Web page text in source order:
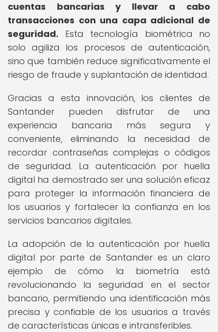
cuentas bancarias y llevar a cabo
transacciones con una capa adicional de
seguridad. Esta tecnología biométrica no
solo agiliza los procesos de autenticación,
sino que también reduce significativamente el
riesgo de fraude y suplantación de identidad.
Gracias a esta innovación, los clientes de
Santander pueden disfrutar de una
experiencia bancaria más segura y
conveniente, eliminando la necesidad de
recordar contraseñas complejas o códigos
de seguridad. La autenticación por huella
digital ha demostrado ser una solución eficaz
para proteger la información financiera de
los usuarios y fortalecer la confianza en los
servicios bancarios digitales.
La adopción de la autenticación por huella
digital por parte de Santander es un claro
ejemplo de cómo la biometría está
revolucionando la seguridad en el sector
bancario, permitiendo una identificación más
precisa y confiable de los usuarios a través
de características únicas e intransferibles.